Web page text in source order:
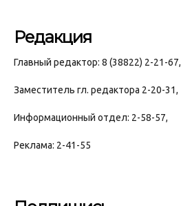
Редакция
Главный редактор: 8 (38822) 2-21-67,
Заместитель гл. редактора 2-20-31,
Информационный отдел: 2-58-57,
Реклама: 2-41-55